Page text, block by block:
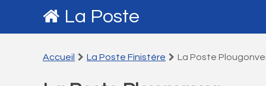
La Poste
Accueil La Poste Finistére La Poste